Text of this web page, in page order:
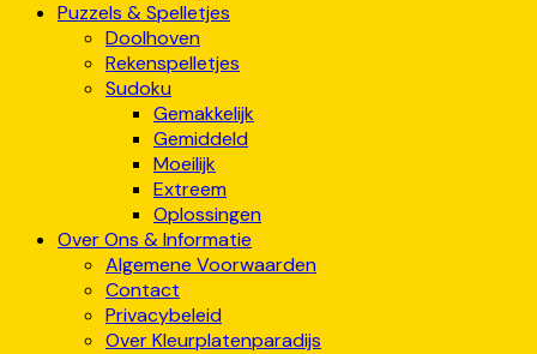
Puzzels & Spelletjes
Doolhoven
Rekenspelletjes
Sudoku
Gemakkelijk
Gemiddeld
Moeilijk
Extreem
Oplossingen
Over Ons & Informatie
Algemene Voorwaarden
Contact
Privacybeleid
Over Kleurplatenparadijs